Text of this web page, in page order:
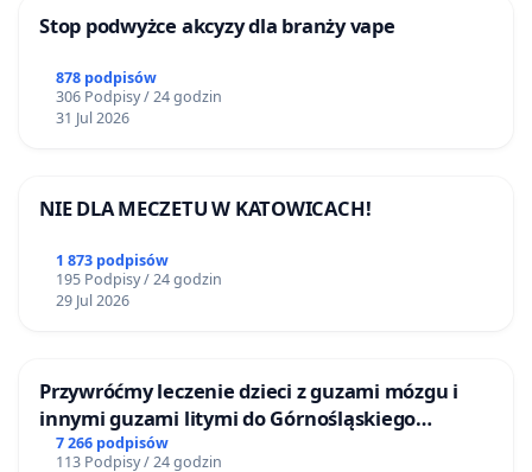
Stop podwyżce akcyzy dla branży vape
878 podpisów
306 Podpisy / 24 godzin
31 Jul 2026
NIE DLA MECZETU W KATOWICACH!
1 873 podpisów
195 Podpisy / 24 godzin
29 Jul 2026
Przywróćmy leczenie dzieci z guzami mózgu i
innymi guzami litymi do Górnośląskiego
Centrum Zdrowia Dziecka w Katowicach
7 266 podpisów
113 Podpisy / 24 godzin